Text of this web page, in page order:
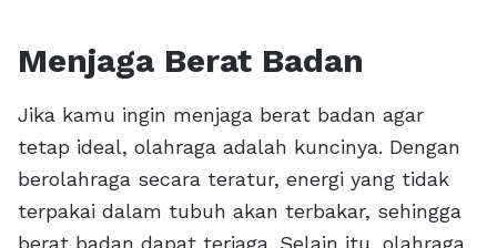
Menjaga Berat Badan
Jika kamu ingin menjaga berat badan agar
tetap ideal, olahraga adalah kuncinya. Dengan
berolahraga secara teratur, energi yang tidak
terpakai dalam tubuh akan terbakar, sehingga
berat badan dapat terjaga. Selain itu, olahraga